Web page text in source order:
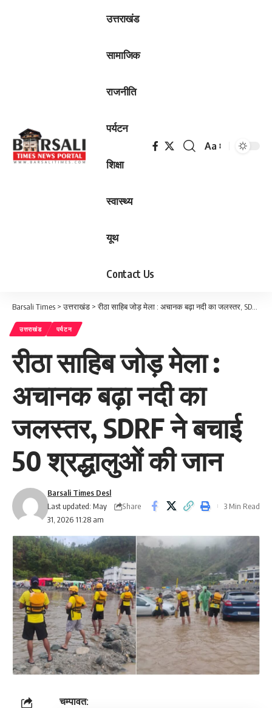
उत्तराखंड
सामाजिक
राजनीति
पर्यटन
शिक्षा
स्वास्थ्य
यूथ
Contact Us
Font
Aa
Barsali Times >उत्तराखंड >रीठा साहिब जोड़ मेला : अचानक बढ़ा नदी का जलस्तर, SDRF ने बचाई 50 श्रद्धालुओं की जान
उत्तराखंड पर्यटन
रीठा साहिब जोड़ मेला :
अचानक बढ़ा नदी का
जलस्तर, SDRF ने बचाई
50 श्रद्धालुओं की जान
Last updated: May
31, 2026 11:28 am
Barsali Times Desl
Share
3 Min Read
चम्पावत: